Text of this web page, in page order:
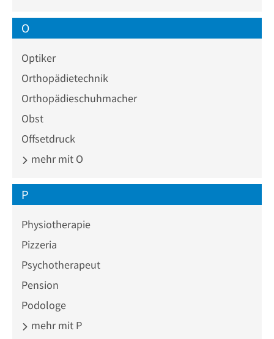
O
Optiker
Orthopädietechnik
Orthopädieschuhmacher
Obst
Offsetdruck
mehr mit O
P
Physiotherapie
Pizzeria
Psychotherapeut
Pension
Podologe
mehr mit P